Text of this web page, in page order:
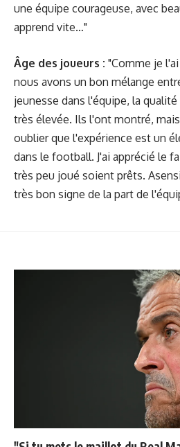
une équipe courageuse, avec
apprend vite…"
Âge des joueurs : "Comme je
nous avons un bon mélange
jeunesse dans l'équipe, la
très élevée. Ils l'ont montré,
oublier que l'expérience est un
dans le football. J'ai apprécié le
très peu joué soient prêts.
très bon signe de la part de